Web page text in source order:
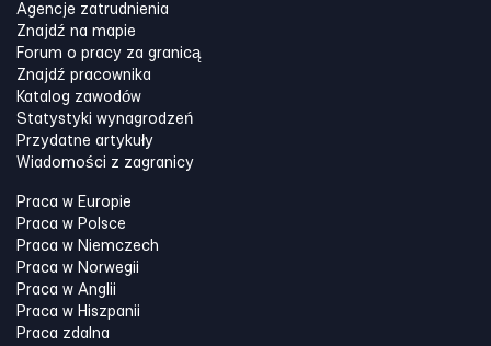
Agencje zatrudnienia
Znajdź na mapie
Forum o pracy za granicą
Znajdź pracownika
Katalog zawodów
Statystyki wynagrodzeń
Przydatne artykuły
Wiadomości z zagranicy
Praca w Europie
Praca w Polsce
Praca w Niemczech
Praca w Norwegii
Praca w Anglii
Praca w Hiszpanii
Praca zdalna